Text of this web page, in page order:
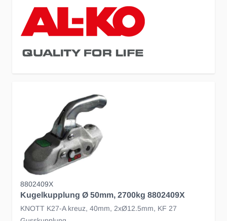
8802409X
Kugelkupplung Ø 50mm, 2700kg 8802409X
KNOTT K27-A kreuz, 40mm, 2xØ12.5mm, KF 27